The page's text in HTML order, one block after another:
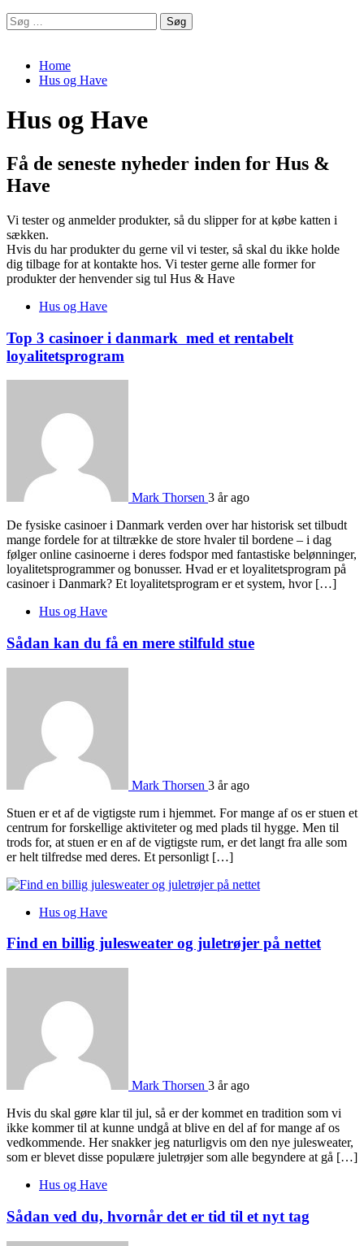
Søg
efter:
Home
Hus og Have
Hus og Have
Få de seneste nyheder inden for Hus &
Have
Vi tester og anmelder produkter, så du slipper for at købe katten i
sækken.
Hvis du har produkter du gerne vil vi tester, så skal du ikke holde
dig tilbage for at kontakte hos. Vi tester gerne alle former for
produkter der henvender sig tul Hus & Have
Hus og Have
Top 3 casinoer i danmark med et rentabelt
loyalitetsprogram
Mark Thorsen 3 år ago
De fysiske casinoer i Danmark verden over har historisk set tilbudt
mange fordele for at tiltrække de store hvaler til bordene – i dag
følger online casinoerne i deres fodspor med fantastiske belønninger,
loyalitetsprogrammer og bonusser. Hvad er et loyalitetsprogram på
casinoer i Danmark? Et loyalitetsprogram er et system, hvor […]
Hus og Have
Sådan kan du få en mere stilfuld stue
Mark Thorsen 3 år ago
Stuen er et af de vigtigste rum i hjemmet. For mange af os er stuen et
centrum for forskellige aktiviteter og med plads til hygge. Men til
trods for, at stuen er en af de vigtigste rum, er det langt fra alle som
er helt tilfredse med deres. Et personligt […]
Hus og Have
Find en billig julesweater og juletrøjer på nettet
Mark Thorsen 3 år ago
Hvis du skal gøre klar til jul, så er der kommet en tradition som vi
ikke kommer til at kunne undgå at blive en del af for mange af os
vedkommende. Her snakker jeg naturligvis om den nye julesweater,
som er blevet disse populære juletrøjer som alle begyndere at gå […]
Hus og Have
Sådan ved du, hvornår det er tid til et nyt tag